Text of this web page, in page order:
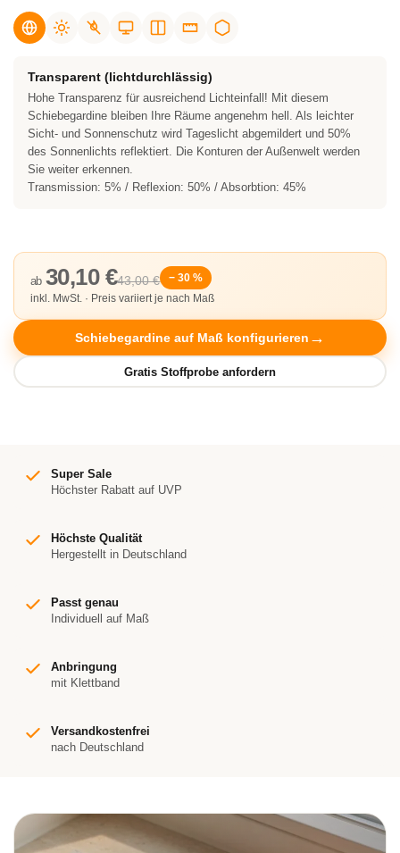
Transparent (lichtdurchlässig)
Hohe Transparenz für ausreichend Lichteinfall! Mit diesem
Schiebegardine bleiben Ihre Räume angenehm hell. Als leichter
Sicht- und Sonnenschutz wird Tageslicht abgemildert und 50%
des Sonnenlichts reflektiert. Die Konturen der Außenwelt werden
Sie weiter erkennen.
Transmission: 5% / Reflexion: 50% / Absorbtion: 45%
43,00 €
ab 30,10 €
− 30 %
inkl. MwSt. · Preis variiert je nach Maß
Schiebegardine auf Maß konfigurieren
Super Sale
Höchster Rabatt auf UVP
Höchste Qualität
Hergestellt in Deutschland
Passt genau
Individuell auf Maß
Anbringung
mit Klettband
Versandkostenfrei
nach Deutschland